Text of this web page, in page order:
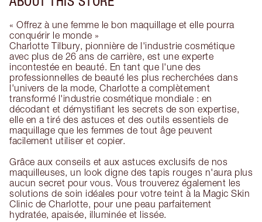
« Offrez à une femme le bon maquillage et elle pourra
conquérir le monde »
Charlotte Tilbury, pionnière de l'industrie cosmétique
avec plus de 26 ans de carrière, est une experte
incontestée en beauté. En tant que l'une des
professionnelles de beauté les plus recherchées dans
l'univers de la mode, Charlotte a complètement
transformé l'industrie cosmétique mondiale : en
décodant et démystifiant les secrets de son expertise,
elle en a tiré des astuces et des outils essentiels de
maquillage que les femmes de tout âge peuvent
facilement utiliser et copier.
Grâce aux conseils et aux astuces exclusifs de nos
maquilleuses, un look digne des tapis rouges n'aura plus
aucun secret pour vous. Vous trouverez également les
solutions de soin idéales pour votre teint à la Magic Skin
Clinic de Charlotte, pour une peau parfaitement
hydratée, apaisée, illuminée et lissée.